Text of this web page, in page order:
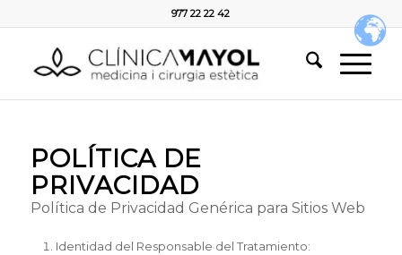
977 22 22 42
POLÍTICA DE
PRIVACIDAD
Política de Privacidad Genérica para Sitios Web
Identidad del Responsable del Tratamiento: